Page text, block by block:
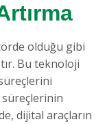
olduğu gibi
Bu teknoloji
dijital araçların